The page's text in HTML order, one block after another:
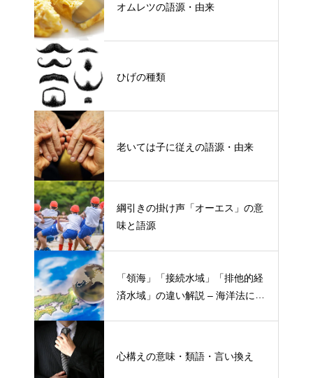
オムレツの語源・由来
ひげの種類
老いては子に従えの語源・由来
綱引きの掛け声「オーエス」の意
味と語源
「領海」「接続水域」「排他的経
済水域」の違い解説 – 海洋法にお
心構えの意味・類語・言い換え